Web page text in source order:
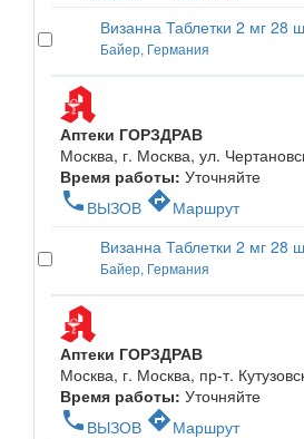
Визанна Таблетки 2 мг 28
Байер, Германия
Аптеки ГОРЗДРАВ
Москва, г. Москва, ул.
Время работы: Уточняйте
phone ВЫЗОВ directionsМаршрут
Визанна Таблетки 2 мг 28
Байер, Германия
Аптеки ГОРЗДРАВ
Москва, г. Москва, пр-т.
Время работы: Уточняйте
phone ВЫЗОВ directionsМаршрут